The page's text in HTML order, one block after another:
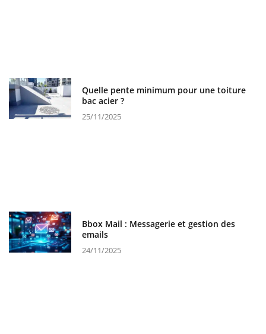
Quelle pente minimum pour une toiture
bac acier ?
25/11/2025
Bbox Mail : Messagerie et gestion des
emails
24/11/2025